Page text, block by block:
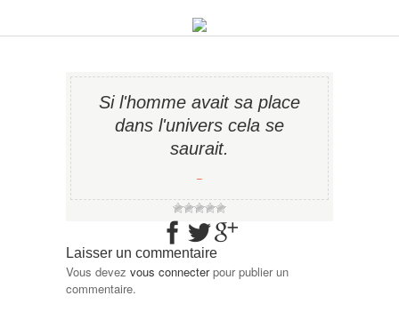
Si l'homme avait sa place
dans l'univers cela se
saurait.
−
Laisser un commentaire
Vous devez vous connecterpour publier un
commentaire.